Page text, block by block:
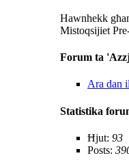
Hawnhekk
Mistoqsijiet
Forum ta
Ara dan
Statistika
Ħjut: 93
Posts: